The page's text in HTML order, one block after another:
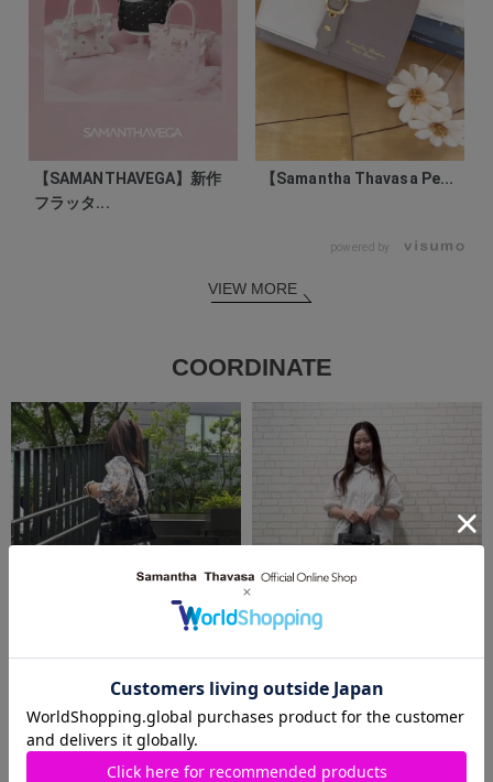
【SAMANTHAVEGA】新作
フラッタ...
【Samantha Thavasa Pe...
powered by
VIEW MORE
COORDINATE
2026.08.07
Samantha Thavasa Petit
Choice
Samantha Thavasa